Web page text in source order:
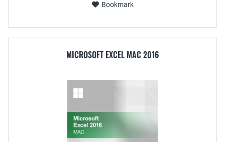
Bookmark
MICROSOFT EXCEL MAC 2016